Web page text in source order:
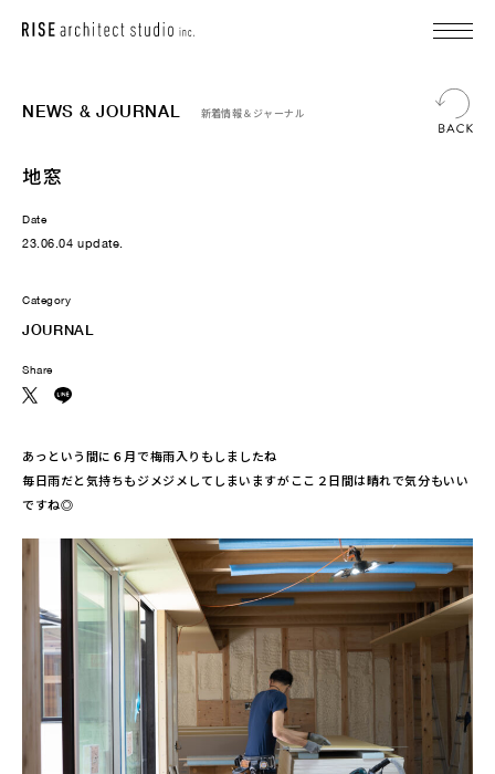
NEWS & JOURNAL 新着情報＆ジャーナル
地窓
Date
23.06.04 update.
Category
JOURNAL
Share
あっという間に６月で梅雨入りもしましたね
毎日雨だと気持ちもジメジメしてしまいますがここ２日間は晴れで気分もいい
ですね◎